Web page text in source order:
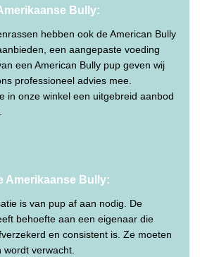
Bully:
hebben ook de American Bully
een aangepaste voeding
een American Bully pup geven wij
professioneel advies mee.
in onze winkel een uitgebreid aanbod
.
Amerikaanse Bully:
is van pup af aan nodig. De
behoefte aan een eigenaar die
en consistent is. Ze moeten
wordt verwacht.